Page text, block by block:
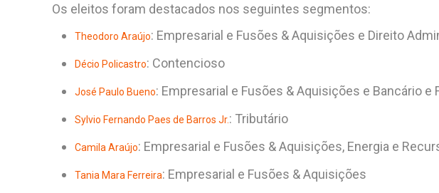
Os eleitos foram destacados nos seguintes segmentos:
Theodoro Araújo: Empresarial e Fusões & Aquisições e Direito
Décio Policastro: Contencioso
José Paulo Bueno: Empresarial e Fusões & Aquisições e Bancário e
Sylvio Fernando Paes de Barros Jr.: Tributário
Camila Araújo: Empresarial e Fusões & Aquisições, Energia e
Tania Mara Ferreira: Empresarial e Fusões & Aquisições